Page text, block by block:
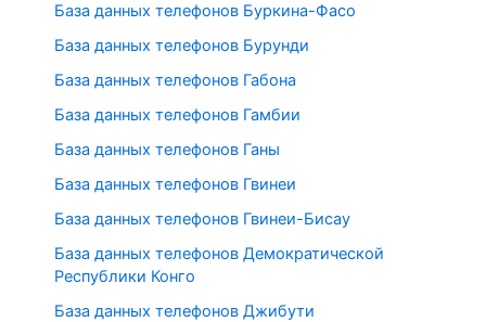
База данных телефонов Буркина-Фасо
База данных телефонов Бурунди
База данных телефонов Габона
База данных телефонов Гамбии
База данных телефонов Ганы
База данных телефонов Гвинеи
База данных телефонов Гвинеи-Бисау
База данных телефонов Демократической
Республики Конго
База данных телефонов Джибути